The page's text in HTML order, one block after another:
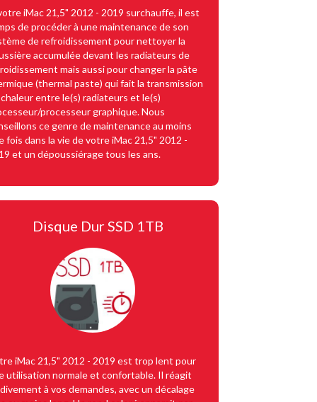
iMac 21,5" 2012 - 2019 surchauffe, il est
de procéder à une maintenance de son
de refroidissement pour nettoyer la
accumulée devant les radiateurs de
mais aussi pour changer la pâte
(thermal paste) qui fait la transmission
entre le(s) radiateurs et le(s)
processeur graphique. Nous
ce genre de maintenance au moins
fois dans la vie de votre iMac 21,5" 2012 -
et un dépoussiérage tous les ans.
Disque Dur SSD 1TB
iMac 21,5" 2012 - 2019 est trop lent pour
utilisation normale et confortable. Il réagit
à vos demandes, avec un décalage